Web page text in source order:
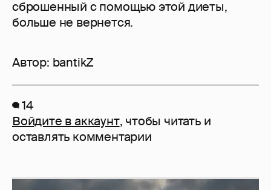
сброшенный с помощью этой диеты,
больше не вернется.
Автор: bantikZ
14
Войдите в аккаунт, чтобы читать и
оставлять комментарии